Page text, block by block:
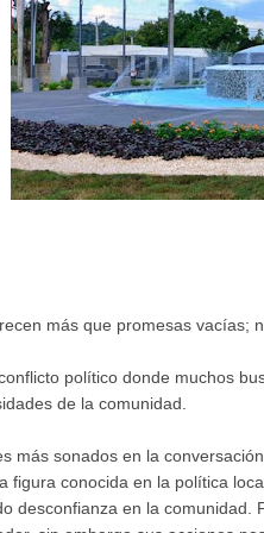
más que promesas vacías;
político donde muchos
de la comunidad.
más sonados en la
figura conocida en la política
desconfianza en la comunidad.